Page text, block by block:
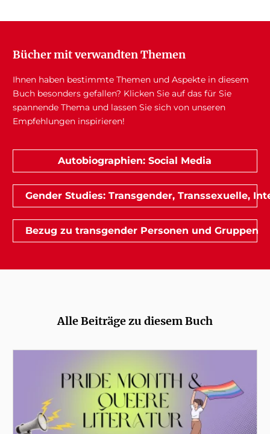
Bücher mit verwandten Themen
Ihnen haben bestimmte Themen und Aspekte in diesem
Buch besonders gefallen? Klicken Sie auf das für Sie
spannende Thema und lassen Sie sich von unseren
Empfehlungen inspirieren!
Autobiographien: Social Media
Gender Studies: Transgender, Transsexuelle,
Bezug zu transgender Personen und Gruppen
Alle Beiträge zu diesem Buch